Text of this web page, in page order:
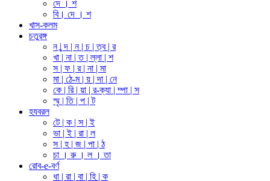
দে । শ
বি। দে । শ
খাস-কলম
চতুরঙ্গ
ন | ন্দ | ন | চ | ত্ব | র
খা | না | ত | ল্লা | শ
স | ফ | র | না | মা
মা | ঠে-ম | য় | দা | নে
কে | রি | য়া | র-ক্যা | ম্পা | স
স্মৃ | তি | প | ট
হযবরল
টে | ক | স | ই
ভা | ই | রা | ল
স | হ | জ | পা | ঠ
চা । রু । ল । তা
রোব-e-বর্ণ
ধা | রা | বা | হি | ক